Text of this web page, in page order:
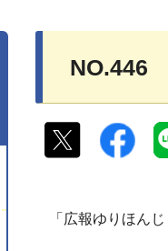
NO.446
「広報ゆりほん